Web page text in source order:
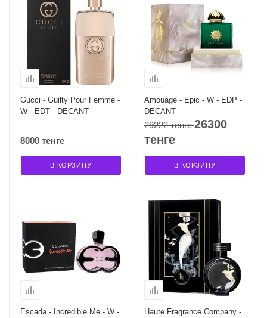
Gucci - Guilty Pour Femme -
W - EDT - DECANT
8000 тенге
В КОРЗИНУ
Amouage - Epic - W - EDP -
DECANT
29222 тенге26300
тенге
В КОРЗИНУ
Escada - Incredible Me - W -
Haute Fragrance Company -